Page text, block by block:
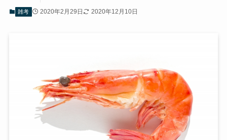
雑考 2020年2月29日 2020年12月10日